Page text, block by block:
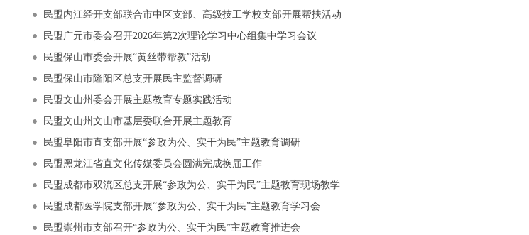
民盟内江经开支部联合市中区支部、高级技工学校支部开展帮扶活动
民盟广元市委会召开2026年第2次理论学习中心组集中学习会议
民盟保山市委会开展“黄丝带帮教”活动
民盟保山市隆阳区总支开展民主监督调研
民盟文山州委会开展主题教育专题实践活动
民盟文山州文山市基层委联合开展主题教育
民盟阜阳市直支部开展“参政为公、实干为民”主题教育调研
民盟黑龙江省直文化传媒委员会圆满完成换届工作
民盟成都市双流区总支开展“参政为公、实干为民”主题教育现场教学
民盟成都医学院支部开展“参政为公、实干为民”主题教育学习会
民盟崇州市支部召开“参政为公、实干为民”主题教育推进会